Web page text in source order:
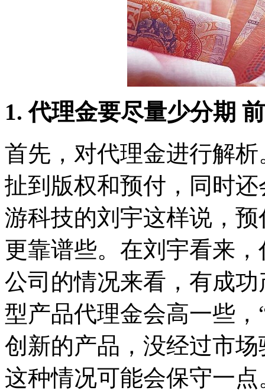
1. 代理金要尽量少分期
首先，对代理金进行解
扯到版权和预付，同时
游科技的刘宇这样说，
更靠谱些。在刘宇看来
公司的情况来看，有成
型产品代理金会高一些
创新的产品，没经过市
这种情况可能会保守一点